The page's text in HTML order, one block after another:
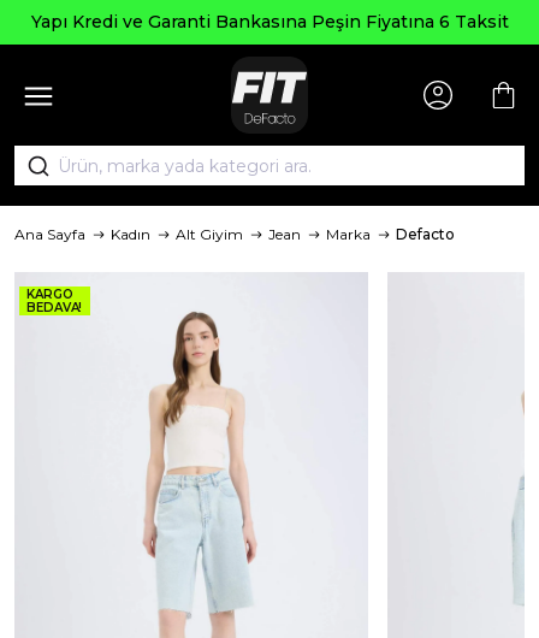
Yapı Kredi ve Garanti Bankasına Peşin Fiyatına 6 Taksit
Ana Sayfa Kadın Alt Giyim Jean Marka Defacto
KARGO
BEDAVA!